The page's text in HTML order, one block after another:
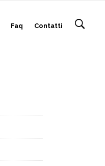
Faq Contatti